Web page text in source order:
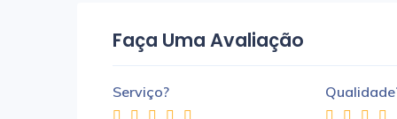
Faça Uma Avaliação
Serviço?